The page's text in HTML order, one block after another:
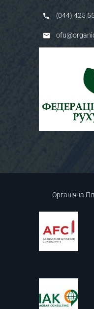
(044) 425
Органічна